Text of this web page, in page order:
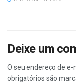
Deixe um
O seu endereço de e-
obrigatórios são